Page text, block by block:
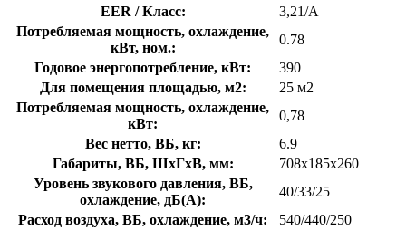
EER / Класс:
3,21/A
Потребляемая мощность, охлаждение,
кВт, ном.:
0.78
Годовое энергопотребление, кВт:
390
Для помещения площадью, м2:
25 м2
Потребляемая мощность, охлаждение,
кВт:
0,78
Вес нетто, ВБ, кг:
6.9
Габариты, ВБ, ШхГхВ, мм:
708x185x260
Уровень звукового давления, ВБ,
охлаждение, дБ(А):
40/33/25
Расход воздуха, ВБ, охлаждение, м3/ч:
540/440/250